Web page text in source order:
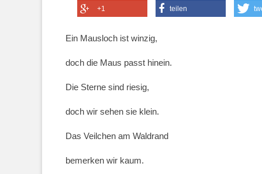
+1 teilen
Ein Mausloch ist winzig,
doch die Maus passt hinein.
Die Sterne sind riesig,
doch wir sehen sie klein.
Das Veilchen am Waldrand
bemerken wir kaum.